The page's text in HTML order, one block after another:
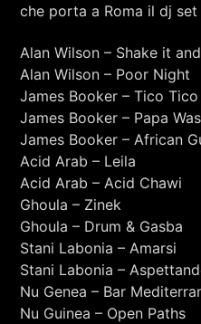
Sostieni
che porta a Roma il dj
Alan Wilson – Shake it
Alan Wilson – Poor Night
James Booker – Tico Tico
James Booker – Papa
James Booker – African
Acid Arab – Leila
Acid Arab – Acid Chawi
Ghoula – Zinek
Ghoula – Drum & Gasba
Stani Labonia – Amarsi
Stani Labonia –
Nu Genea – Bar
Nu Guinea – Open Paths